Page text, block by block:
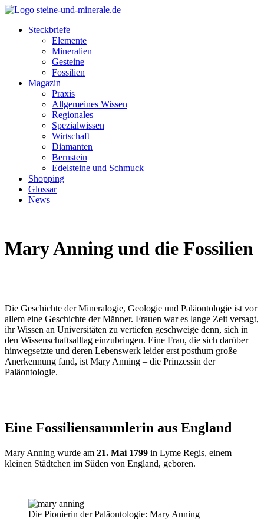
Steckbriefe
Elemente
Mineralien
Gesteine
Fossilien
Magazin
Praxis
Allgemeines Wissen
Regionales
Spezialwissen
Wirtschaft
Diamanten
Bernstein
Edelsteine und Schmuck
Shopping
Glossar
News
Mary Anning und die Fossilien
Die Geschichte der Mineralogie, Geologie und Paläontologie ist vor
allem eine Geschichte der Männer. Frauen war es lange Zeit versagt,
ihr Wissen an Universitäten zu vertiefen geschweige denn, sich in
den Wissenschaftsalltag einzubringen. Eine Frau, die sich darüber
hinwegsetzte und deren Lebenswerk leider erst posthum große
Anerkennung fand, ist Mary Anning – die Prinzessin der
Paläontologie.
Eine Fossiliensammlerin aus England
Mary Anning wurde am 21. Mai 1799 in Lyme Regis, einem
kleinen Städtchen im Süden von England, geboren.
Die Pionierin der Paläontologie: Mary Anning